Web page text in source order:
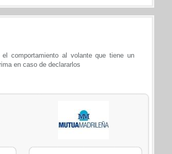
comportamiento al volante que tiene un
en caso de declararlos